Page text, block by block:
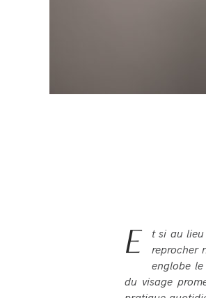
E
t si au
reprocher
englobe
du visage